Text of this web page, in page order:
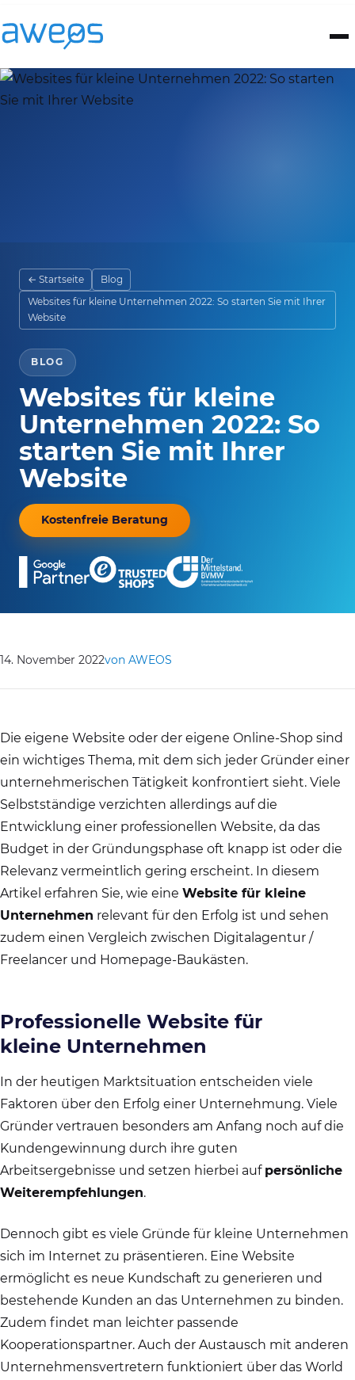
← Startseite
Blog
Websites für kleine Unternehmen 2022: So starten Sie mit Ihrer
Website
BLOG
Websites für kleine
Unternehmen 2022: So
starten Sie mit Ihrer
Website
Kostenfreie Beratung
14. November 2022von AWEOS
Die eigene Website oder der eigene Online-Shop sind
ein wichtiges Thema, mit dem sich jeder Gründer einer
unternehmerischen Tätigkeit konfrontiert sieht. Viele
Selbstständige verzichten allerdings auf die
Entwicklung einer professionellen Website, da das
Budget in der Gründungsphase oft knapp ist oder die
Relevanz vermeintlich gering erscheint. In diesem
Artikel erfahren Sie, wie eine Website für kleine
Unternehmen relevant für den Erfolg ist und sehen
zudem einen Vergleich zwischen Digitalagentur /
Freelancer und Homepage-Baukästen.
Professionelle Website für
kleine Unternehmen
In der heutigen Marktsituation entscheiden viele
Faktoren über den Erfolg einer Unternehmung. Viele
Gründer vertrauen besonders am Anfang noch auf die
Kundengewinnung durch ihre guten
Arbeitsergebnisse und setzen hierbei auf persönliche
Weiterempfehlungen.
Dennoch gibt es viele Gründe für kleine Unternehmen
sich im Internet zu präsentieren. Eine Website
ermöglicht es neue Kundschaft zu generieren und
bestehende Kunden an das Unternehmen zu binden.
Zudem findet man leichter passende
Kooperationspartner. Auch der Austausch mit anderen
Unternehmensvertretern funktioniert über das World